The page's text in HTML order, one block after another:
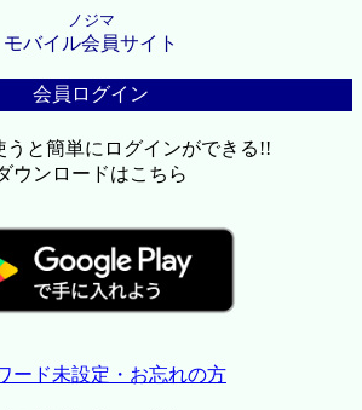
ノジマ
モバイル会員サイト
会員ログイン
うと簡単にログインができる!!
ウンロードはこちら
ード未設定・お忘れの方